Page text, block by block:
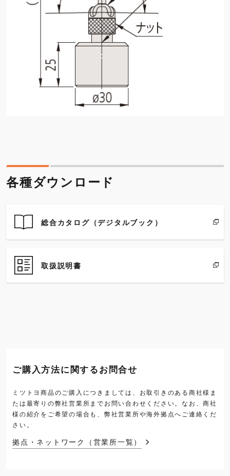
各種ダウンロード
総合カタログ（デジタルブック）
取扱説明書
ご購入方法に関するお問合せ
ミツトヨ商品のご購入につきましては、お取引きのある商社様ま
たは最寄りの弊社営業所までお問い合わせください。なお、商社
様の紹介をご希望の場合も、弊社営業所や海外拠点へご連絡くだ
さい。
拠点・ネットワーク（営業所一覧）